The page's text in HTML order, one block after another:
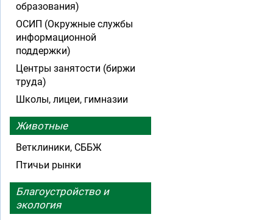
образования)
ОСИП (Окружные службы
информационной
поддержки)
Центры занятости (биржи
труда)
Школы, лицеи, гимназии
Животные
Ветклиники, СББЖ
Птичьи рынки
Благоустройство и
экология